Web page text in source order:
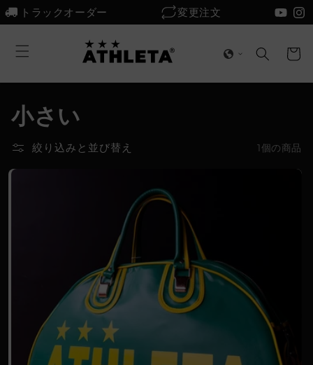
プ
バ
ンツに
進む
トラックオーダー 変更注文
ー
小さい
絞り込みと並び替え 1個の商品